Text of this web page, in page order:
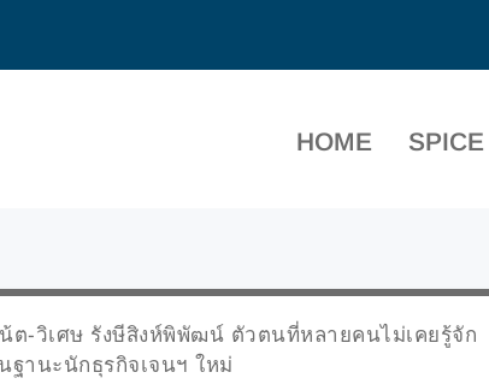
HOME SPICE
ต-วิเศษ รังษีสิงห์พิพัฒน์ ตัวตนที่หลายคนไม่เคยรู้จัก
ฐานะนักธุรกิจเจนฯ ใหม่